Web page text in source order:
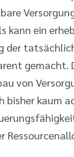
kann ein
der
von
bisher kaum